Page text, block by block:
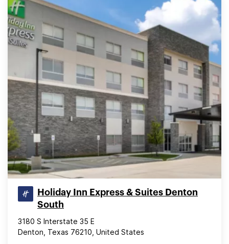
Holiday Inn Express & Suites Denton
South
3180 S Interstate 35 E
Denton, Texas 76210, United States